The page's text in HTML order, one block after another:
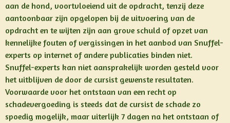
aan de hond, voortvloeiend uit de opdracht, tenzij deze
aantoonbaar zijn opgelopen bij de uitvoering van de
opdracht en te wijten zijn aan grove schuld of opzet van
kennelijke fouten of vergissingen in het aanbod van Snuffel-
experts op internet of andere publicaties binden niet.
Snuffel-experts kan niet aansprakelijk worden gesteld voor
het uitblijven de door de cursist gewenste resultaten.
Voorwaarde voor het ontstaan van een recht op
schadevergoeding is steeds dat de cursist de schade zo
spoedig mogelijk, maar uiterlijk 7 dagen na het ontstaan of